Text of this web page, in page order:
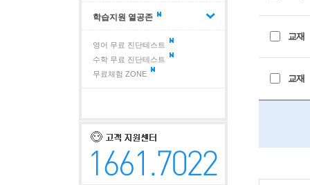
학습지원 열공존
영어 무료 진단테스트
수학 무료 진단테스트
무료체험 ZONE
교재
교재